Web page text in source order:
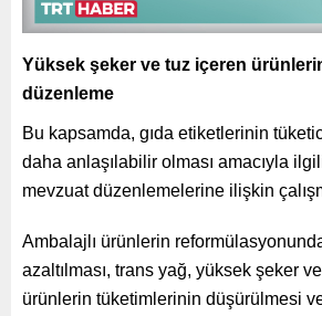
Yüksek şeker ve tuz içeren
düzenleme
Bu kapsamda, gıda etiketlerinin
daha anlaşılabilir olması amacıyla
mevzuat düzenlemelerine ilişkin
Ambalajlı ürünlerin
azaltılması, trans yağ, yüksek şeker
ürünlerin tüketimlerinin düşürülmesi